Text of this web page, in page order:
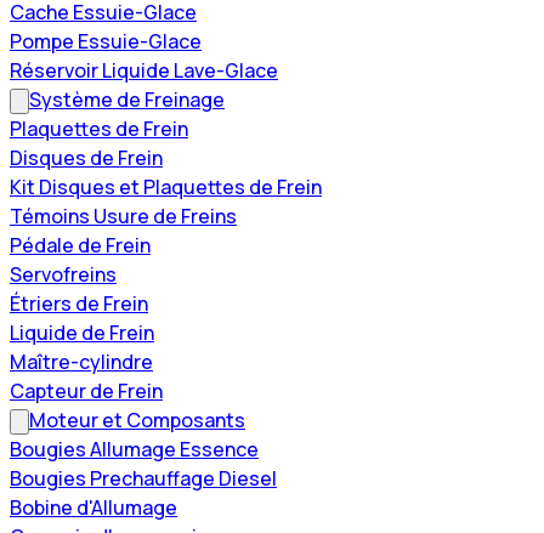
Cache Essuie-Glace
Pompe Essuie-Glace
Réservoir Liquide Lave-Glace
Système de Freinage
Plaquettes de Frein
Disques de Frein
Kit Disques et Plaquettes de Frein
Témoins Usure de Freins
Pédale de Frein
Servofreins
Étriers de Frein
Liquide de Frein
Maître-cylindre
Capteur de Frein
Moteur et Composants
Bougies Allumage Essence
Bougies Prechauffage Diesel
Bobine d'Allumage